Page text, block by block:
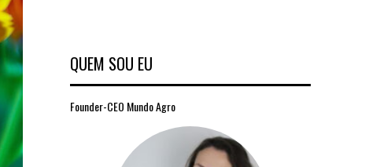
QUEM SOU EU
Founder-CEO Mundo Agro